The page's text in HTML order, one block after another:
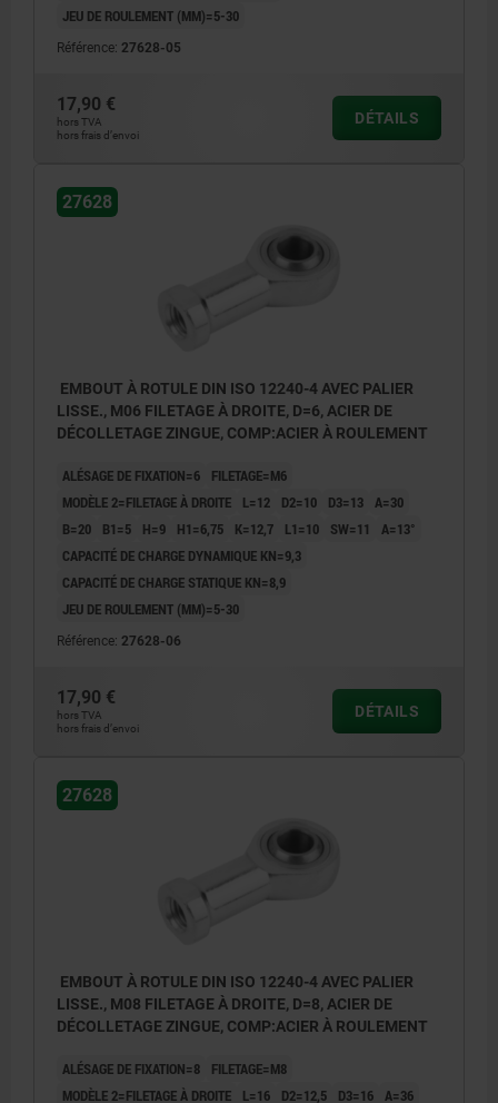
JEU DE ROULEMENT (ΜM)=5-30
Référence: 27628-05
17,90 €
hors TVA
hors frais d’envoi
DÉTAILS
27628
EMBOUT À ROTULE DIN ISO 12240-4 AVEC PALIER
LISSE., M06 FILETAGE À DROITE, D=6, ACIER DE
DÉCOLLETAGE ZINGUE, COMP:ACIER À ROULEMENT
ALÉSAGE DE FIXATION=6
FILETAGE=M6
MODÈLE 2=FILETAGE À DROITE
L=12 D2=10 D3=13 A=30
B=20
B1=5 H=9 H1=6,75 K=12,7 L1=10 SW=11
Α=13°
CAPACITÉ DE CHARGE DYNAMIQUE KN=9,3
CAPACITÉ DE CHARGE STATIQUE KN=8,9
JEU DE ROULEMENT (ΜM)=5-30
Référence: 27628-06
17,90 €
hors TVA
hors frais d’envoi
DÉTAILS
27628
EMBOUT À ROTULE DIN ISO 12240-4 AVEC PALIER
LISSE., M08 FILETAGE À DROITE, D=8, ACIER DE
DÉCOLLETAGE ZINGUE, COMP:ACIER À ROULEMENT
ALÉSAGE DE FIXATION=8
FILETAGE=M8
MODÈLE 2=FILETAGE À DROITE
L=16 D2=12,5 D3=16 A=36